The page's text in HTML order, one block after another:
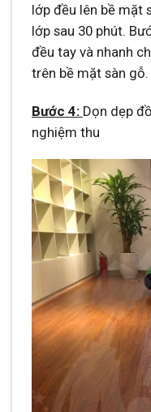
lớp đều lên bề mặt
lớp sau 30 phút.
đều tay và nhanh
trên bề mặt sàn gỗ.
Bước 4: Dọn dẹp
nghiệm thu